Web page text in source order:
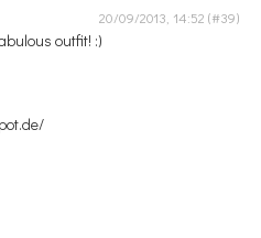
20/09/2013, 14:52
outfit! :)